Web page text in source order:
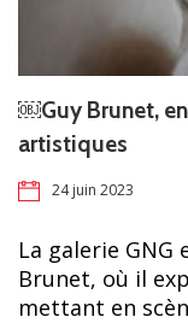
￼Guy Brunet,
artistiques
24 juin 2023
La galerie GNG
Brunet, où il
mettant en